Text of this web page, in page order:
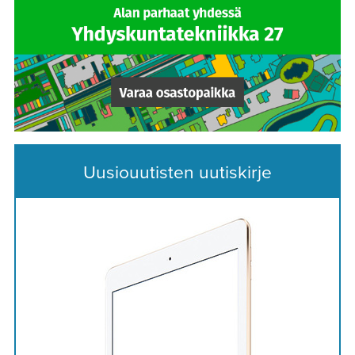
Uusiouutisten uutiskirje